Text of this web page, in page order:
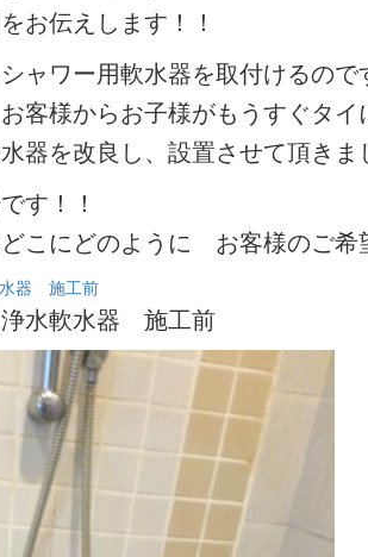
お伝えします！！
ワー用軟水器を取付けるので
客様からお子様がもうすぐタイ
器を改良し、設置させて頂きま
す！！
こにどのように お客様のご希
水軟水器 施工前